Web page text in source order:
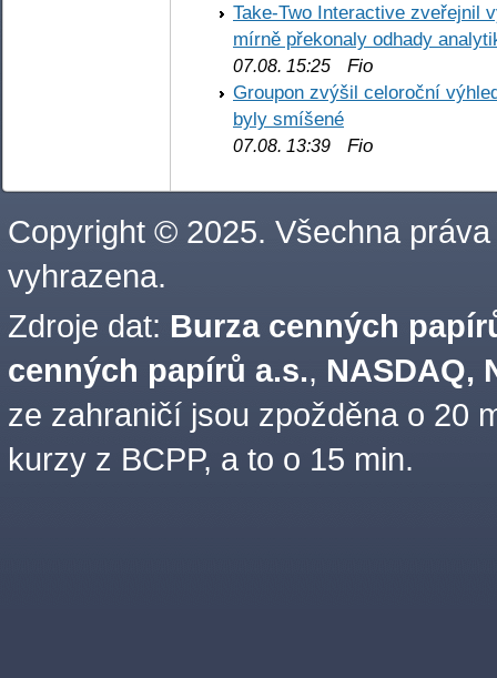
Take-Two Interactive zveřejnil
mírně překonaly odhady
07.08. 15:25 Fio
Groupon zvýšil celoroční
byly smíšené
07.08. 13:39 Fio
Copyright © 2025. Všechna práva
vyhrazena.
Zdroje dat: Burza cenných
cenných papírů a.s., NASDAQ,
ze zahraničí jsou zpožděna o 20
kurzy z BCPP, a to o 15 min.